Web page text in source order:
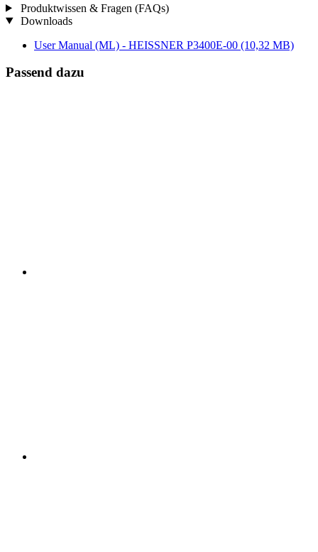
Produktwissen & Fragen (FAQs)
Downloads
User Manual (ML) - HEISSNER P3400E-00 (10,32 MB)
Passend dazu